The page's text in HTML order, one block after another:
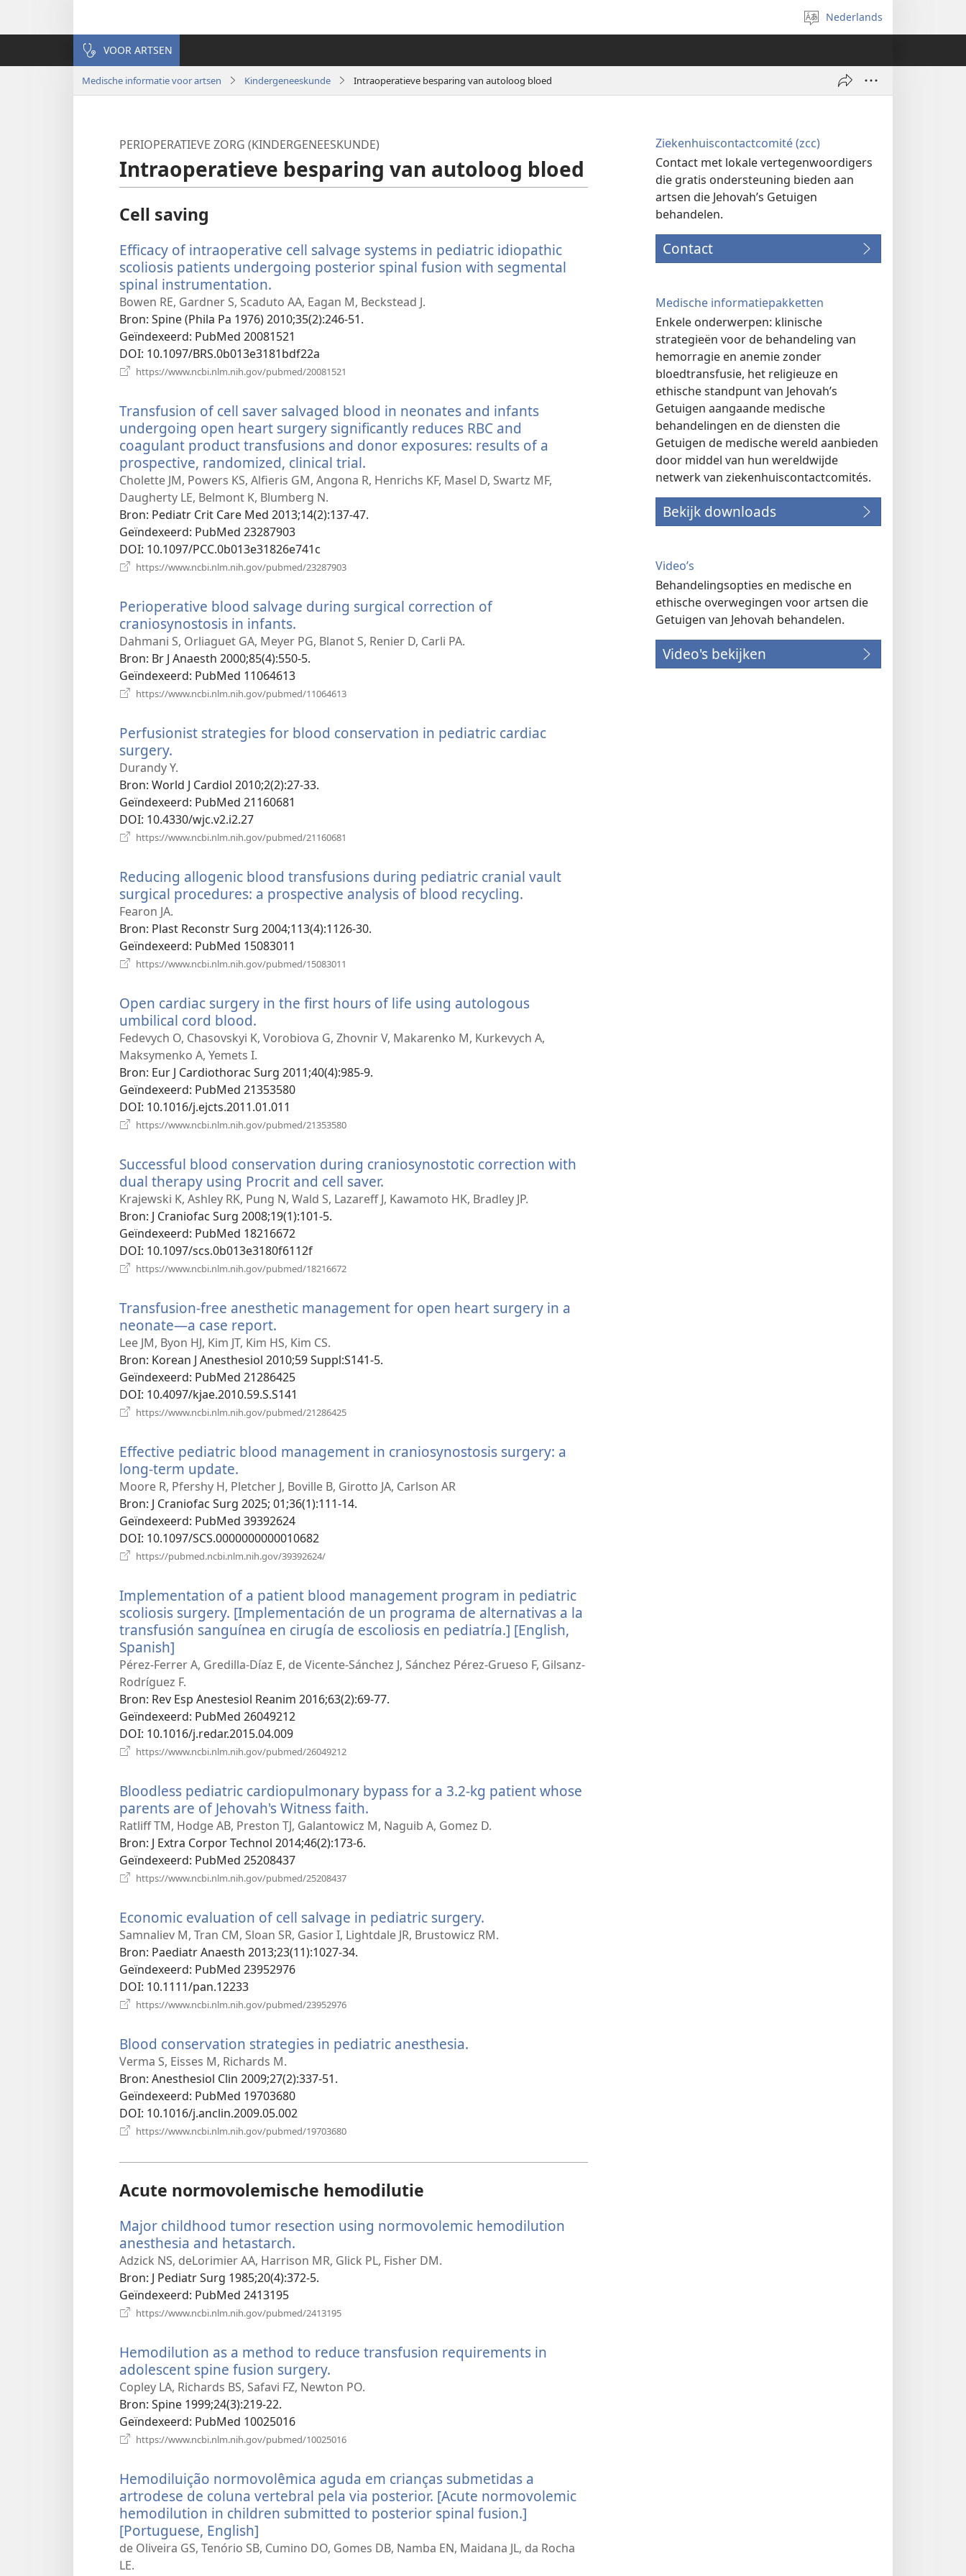
Taal
selecteren
Nederlands
VOOR ARTSEN
Medische informatie voor artsen Kindergeneeskunde Intraoperatieve besparing van autoloog bloed
PERIOPERATIEVE ZORG (KINDERGENEESKUNDE)
Intraoperatieve besparing van autoloog bloed
Cell saving
Efficacy of intraoperative cell salvage systems in pediatric idiopathic
scoliosis patients undergoing posterior spinal fusion with segmental
spinal instrumentation.
nieuw
venster)
Bowen RE, Gardner S, Scaduto AA, Eagan M, Beckstead J.
Bron‎: Spine (Phila Pa 1976) 2010;35(2):246-51.
Geïndexeerd‎: PubMed 20081521
DOI‎: 10.1097/BRS.0b013e3181bdf22a
https://www.ncbi.nlm.nih.gov/pubmed/20081521
Transfusion of cell saver salvaged blood in neonates and infants
undergoing open heart surgery significantly reduces RBC and
coagulant product transfusions and donor exposures: results of a
prospective, randomized, clinical trial.
nieuw
Cholette JM, Powers KS, Alfieris GM, Angona R, Henrichs KF, Masel D, Swartz MF,
Daugherty LE, Belmont K, Blumberg N.
Bron‎: Pediatr Crit Care Med 2013;14(2):137-47.
Geïndexeerd‎: PubMed 23287903
DOI‎: 10.1097/PCC.0b013e31826e741c
https://www.ncbi.nlm.nih.gov/pubmed/23287903
Perioperative blood salvage during surgical correction of
craniosynostosis in infants.
nieuw
venster)
Dahmani S, Orliaguet GA, Meyer PG, Blanot S, Renier D, Carli PA.
Bron‎: Br J Anaesth 2000;85(4):550-5.
Geïndexeerd‎: PubMed 11064613
https://www.ncbi.nlm.nih.gov/pubmed/11064613
Perfusionist strategies for blood conservation in pediatric cardiac
surgery.
nieuw
venster)
Durandy Y.
Bron‎: World J Cardiol 2010;2(2):27-33.
Geïndexeerd‎: PubMed 21160681
DOI‎: 10.4330/wjc.v2.i2.27
https://www.ncbi.nlm.nih.gov/pubmed/21160681
Reducing allogenic blood transfusions during pediatric cranial vault
surgical procedures: a prospective analysis of blood recycling.
Fearon JA.
Bron‎: Plast Reconstr Surg 2004;113(4):1126-30.
Geïndexeerd‎: PubMed 15083011
https://www.ncbi.nlm.nih.gov/pubmed/15083011
Open cardiac surgery in the first hours of life using autologous
umbilical cord blood.
nieuw
Fedevych O, Chasovskyi K, Vorobiova G, Zhovnir V, Makarenko M, Kurkevych A,
Maksymenko A, Yemets I.
Bron‎: Eur J Cardiothorac Surg 2011;40(4):985-9.
Geïndexeerd‎: PubMed 21353580
DOI‎: 10.1016/j.ejcts.2011.01.011
https://www.ncbi.nlm.nih.gov/pubmed/21353580
Successful blood conservation during craniosynostotic correction with
dual therapy using Procrit and cell saver.
nieuw
Krajewski K, Ashley RK, Pung N, Wald S, Lazareff J, Kawamoto HK, Bradley JP.
Bron‎: J Craniofac Surg 2008;19(1):101-5.
Geïndexeerd‎: PubMed 18216672
DOI‎: 10.1097/scs.0b013e3180f6112f
https://www.ncbi.nlm.nih.gov/pubmed/18216672
Transfusion-free anesthetic management for open heart surgery in a
neonate—a case report.
nieuw
venster)
Lee JM, Byon HJ, Kim JT, Kim HS, Kim CS.
Bron‎: Korean J Anesthesiol 2010;59 Suppl:S141-5.
Geïndexeerd‎: PubMed 21286425
DOI‎: 10.4097/kjae.2010.59.S.S141
https://www.ncbi.nlm.nih.gov/pubmed/21286425
Effective pediatric blood management in craniosynostosis surgery: a
long-term update.
nieuw
venster)
Moore R, Pfershy H, Pletcher J, Boville B, Girotto JA, Carlson AR
Bron‎: J Craniofac Surg 2025; 01;36(1):111-14.
Geïndexeerd‎: PubMed 39392624
DOI‎: 10.1097/SCS.0000000000010682
https://pubmed.ncbi.nlm.nih.gov/39392624/
Implementation of a patient blood management program in pediatric
scoliosis surgery. [Implementación de un programa de alternativas a la
transfusión sanguínea en cirugía de escoliosis en pediatría.] [English,
Spanish]
nieuw
venster)
Pérez-Ferrer A, Gredilla-Díaz E, de Vicente-Sánchez J, Sánchez Pérez-Grueso F, Gilsanz-
Rodríguez F.
Bron‎: Rev Esp Anestesiol Reanim 2016;63(2):69-77.
Geïndexeerd‎: PubMed 26049212
DOI‎: 10.1016/j.redar.2015.04.009
https://www.ncbi.nlm.nih.gov/pubmed/26049212
Bloodless pediatric cardiopulmonary bypass for a 3.2-kg patient whose
parents are of Jehovah's Witness faith.
nieuw
Ratliff TM, Hodge AB, Preston TJ, Galantowicz M, Naguib A, Gomez D.
Bron‎: J Extra Corpor Technol 2014;46(2):173-6.
Geïndexeerd‎: PubMed 25208437
https://www.ncbi.nlm.nih.gov/pubmed/25208437
Economic evaluation of cell salvage in pediatric surgery.
nieuw
Samnaliev M, Tran CM, Sloan SR, Gasior I, Lightdale JR, Brustowicz RM.
Bron‎: Paediatr Anaesth 2013;23(11):1027-34.
Geïndexeerd‎: PubMed 23952976
DOI‎: 10.1111/pan.12233
https://www.ncbi.nlm.nih.gov/pubmed/23952976
Blood conservation strategies in pediatric anesthesia.
Verma S, Eisses M, Richards M.
Bron‎: Anesthesiol Clin 2009;27(2):337-51.
Geïndexeerd‎: PubMed 19703680
DOI‎: 10.1016/j.anclin.2009.05.002
https://www.ncbi.nlm.nih.gov/pubmed/19703680
Acute normovolemische hemodilutie
Major childhood tumor resection using normovolemic hemodilution
anesthesia and hetastarch.
nieuw
venster)
Adzick NS, deLorimier AA, Harrison MR, Glick PL, Fisher DM.
Bron‎: J Pediatr Surg 1985;20(4):372-5.
Geïndexeerd‎: PubMed 2413195
https://www.ncbi.nlm.nih.gov/pubmed/2413195
Hemodilution as a method to reduce transfusion requirements in
adolescent spine fusion surgery.
nieuw
Copley LA, Richards BS, Safavi FZ, Newton PO.
Bron‎: Spine 1999;24(3):219-22.
Geïndexeerd‎: PubMed 10025016
https://www.ncbi.nlm.nih.gov/pubmed/10025016
Hemodiluição normovolêmica aguda em crianças submetidas a
artrodese de coluna vertebral pela via posterior. [Acute normovolemic
hemodilution in children submitted to posterior spinal fusion.]
[Portuguese, English]
nieuw
de Oliveira GS, Tenório SB, Cumino DO, Gomes DB, Namba EN, Maidana JL, da Rocha
LE.
Ziekenhuiscontactcomité (zcc)
Contact met lokale vertegenwoordigers
die gratis ondersteuning bieden aan
artsen die Jehovah’s Getuigen
behandelen.
Contact
Medische informatiepakketten
Enkele onderwerpen: klinische
strategieën voor de behandeling van
hemorragie en anemie zonder
bloedtransfusie, het religieuze en
ethische standpunt van Jehovah’s
Getuigen aangaande medische
behandelingen en de diensten die
Getuigen de medische wereld aanbieden
door middel van hun wereldwijde
netwerk van ziekenhuiscontactcomités.
Bekijk downloads
Video’s
Behandelingsopties en medische en
ethische overwegingen voor artsen die
Getuigen van Jehovah behandelen.
Video's bekijken